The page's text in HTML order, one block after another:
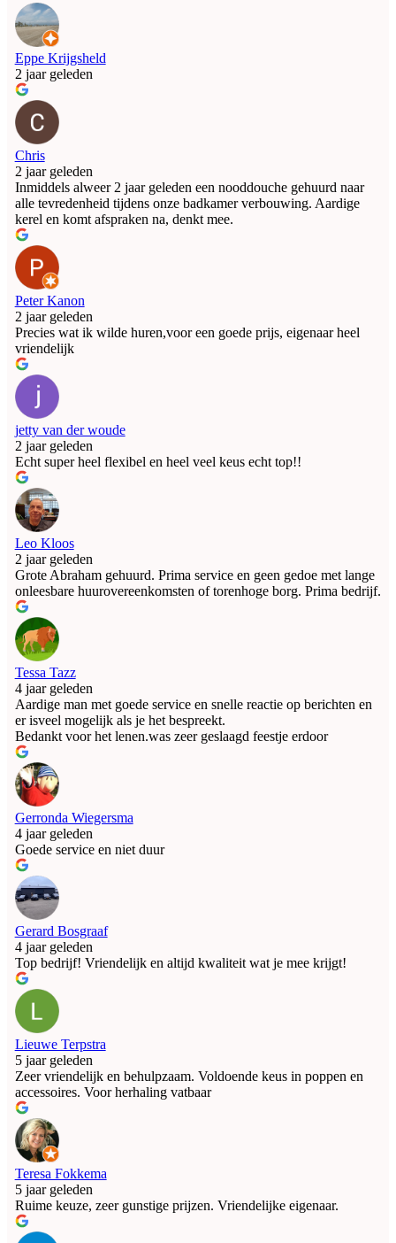
Eppe Krijgsheld
2 jaar geleden
Chris
2 jaar geleden
Inmiddels alweer 2 jaar geleden een nooddouche gehuurd naar
alle tevredenheid tijdens onze badkamer verbouwing. Aardige
kerel en komt afspraken na, denkt mee.
Peter Kanon
2 jaar geleden
Precies wat ik wilde huren,voor een goede prijs, eigenaar heel
vriendelijk
jetty van der woude
2 jaar geleden
Echt super heel flexibel en heel veel keus echt top!!
Leo Kloos
2 jaar geleden
Grote Abraham gehuurd. Prima service en geen gedoe met lange
onleesbare huurovereenkomsten of torenhoge borg. Prima bedrijf.
Tessa Tazz
4 jaar geleden
Aardige man met goede service en snelle reactie op berichten en
er isveel mogelijk als je het bespreekt.
Bedankt voor het lenen.was zeer geslaagd feestje erdoor
Gerronda Wiegersma
4 jaar geleden
Goede service en niet duur
Gerard Bosgraaf
4 jaar geleden
Top bedrijf! Vriendelijk en altijd kwaliteit wat je mee krijgt!
Lieuwe Terpstra
5 jaar geleden
Zeer vriendelijk en behulpzaam. Voldoende keus in poppen en
accessoires. Voor herhaling vatbaar
Teresa Fokkema
5 jaar geleden
Ruime keuze, zeer gunstige prijzen. Vriendelijke eigenaar.